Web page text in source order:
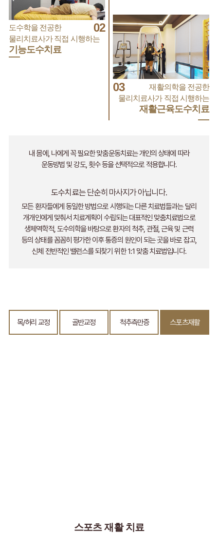
02
도수학을 전공한
물리치료사가 직접 시행하는
기능도수치료
03
재활의학을 전공한
물리치료사가 직접 시행하는
재활근육도수치료
내 몸에, 나에게 꼭 필요한 맞춤운동치료는 개인의 상태에 따라
운동방법 및 강도, 횟수 등을 선택적으로 적용합니다.
도수치료는 단순히 마사지가 아닙니다.
모든 환자들에게 동일한 방법으로 시행되는 다른 치료법들과는 달리
개개인에게 맞춰서 치료계획이 수립되는 대표적인 맞춤치료법으로
생체역학적, 도수의학을 바탕으로 환자의 척추, 관절, 근육 및 근력
등의 상태를 꼼꼼히 평가한 이후 통증의 원인이 되는 곳을 바로 잡고,
신체 전반적인 밸런스를 되찾기 위한 1:1 맞춤 치료법입니다.
목/허리 교정 골반교정 척추측만증 스포츠재활
스포츠 재활 치료